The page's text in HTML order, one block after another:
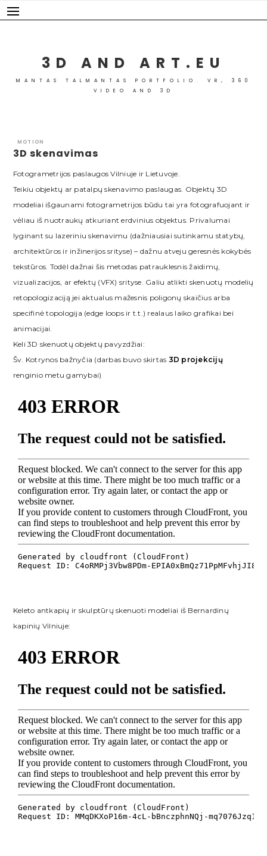
Skip
to
3D AND ART.EU
MANTAS TALMANTAS PORTFOLIO. VR, 360
VIDEO AND 3D
MOTION
3D skenavimas
Fotogrametrijos paslaugos Vilniuje ir Lietuvoje.
Teikiu objektų ar patalpų skenavimo paslaugas. Objektų 3D
modeliai išgaunami fotogrametrijos būdu tai yra fotografuojant ir
vėliau iš nuotraukų atkuriant erdvinius objektus. Privalumai
lyginant su lazeriniu skenavimu (dažniausiai sutinkamu statybų,
architektūros ir inžinerijos srityse) – dažnu atveju geresnės kokybės
tekstūros. Todėl dažnai šis metodas patrauklesnis žaidimų,
vizualizacijos, ar efektų (VFX) srityse. Galiu atlikti skenuotų modelių
retopologizaciją jei aktualus mažesnis poligonų skaičius arba
specifinė topologija (edge loops ir t.t.) realaus laiko grafikai bei
animacijai.
Keli 3D skenuotų objektų pavyzdžiai:
Šv. Kotrynos bažnyčia (darbas buvo skirtas 3D projekcijų
renginio metu gamybai)
Keleto antkapių ir skulptūrų skenuoti modeliai iš Bernardinų
kapinių Vilniuje: